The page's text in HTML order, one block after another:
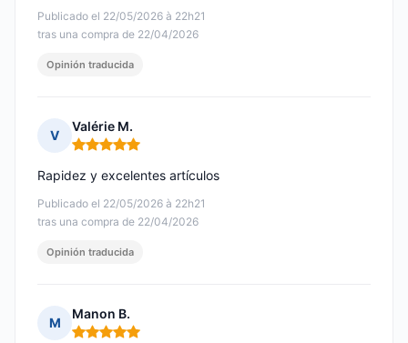
Publicado el 22/05/2026 à 22h21
tras una compra de 22/04/2026
Opinión traducida
V
Valérie M.
Nota: 5 de 5
Publicado el 22/05/2026 à 22h21
tras una compra de 22/04/2026
Rapidez y excelentes artículos
Opinión traducida
M
Manon B.
Nota: 5 de 5